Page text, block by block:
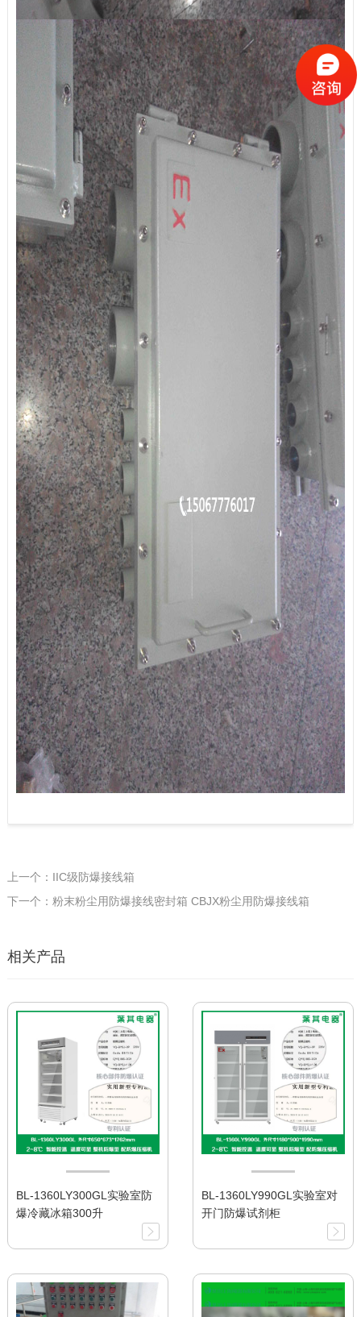
上一个：IIC级防爆接线箱
下一个：粉末粉尘用防爆接线密封箱 CBJX粉尘用防爆接线箱
相关产品
BL-1360LY300GL实验室防
爆冷藏冰箱300升
BL-1360LY990GL实验室对
开门防爆试剂柜